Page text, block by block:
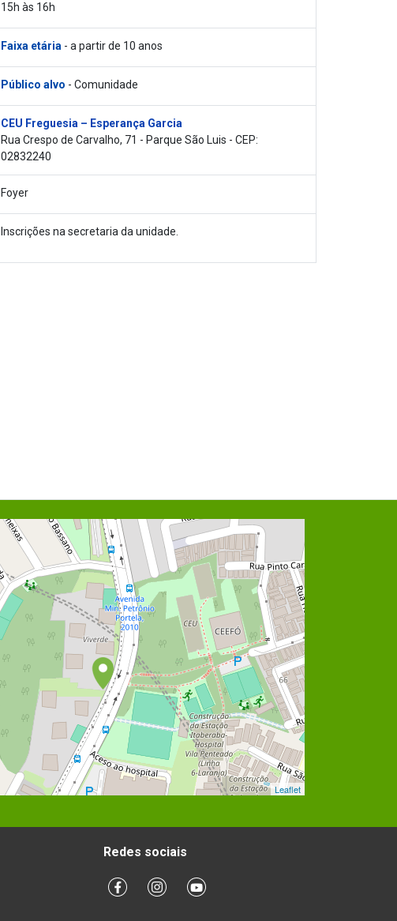
15h às 16h
Faixa etária- a partir de 10 anos
Público alvo - Comunidade
CEU Freguesia – Esperança Garcia
Rua Crespo de Carvalho, 71 - Parque São Luis - CEP:
02832240
Foyer
Inscrições na secretaria da unidade.
Leaflet
Redes sociais